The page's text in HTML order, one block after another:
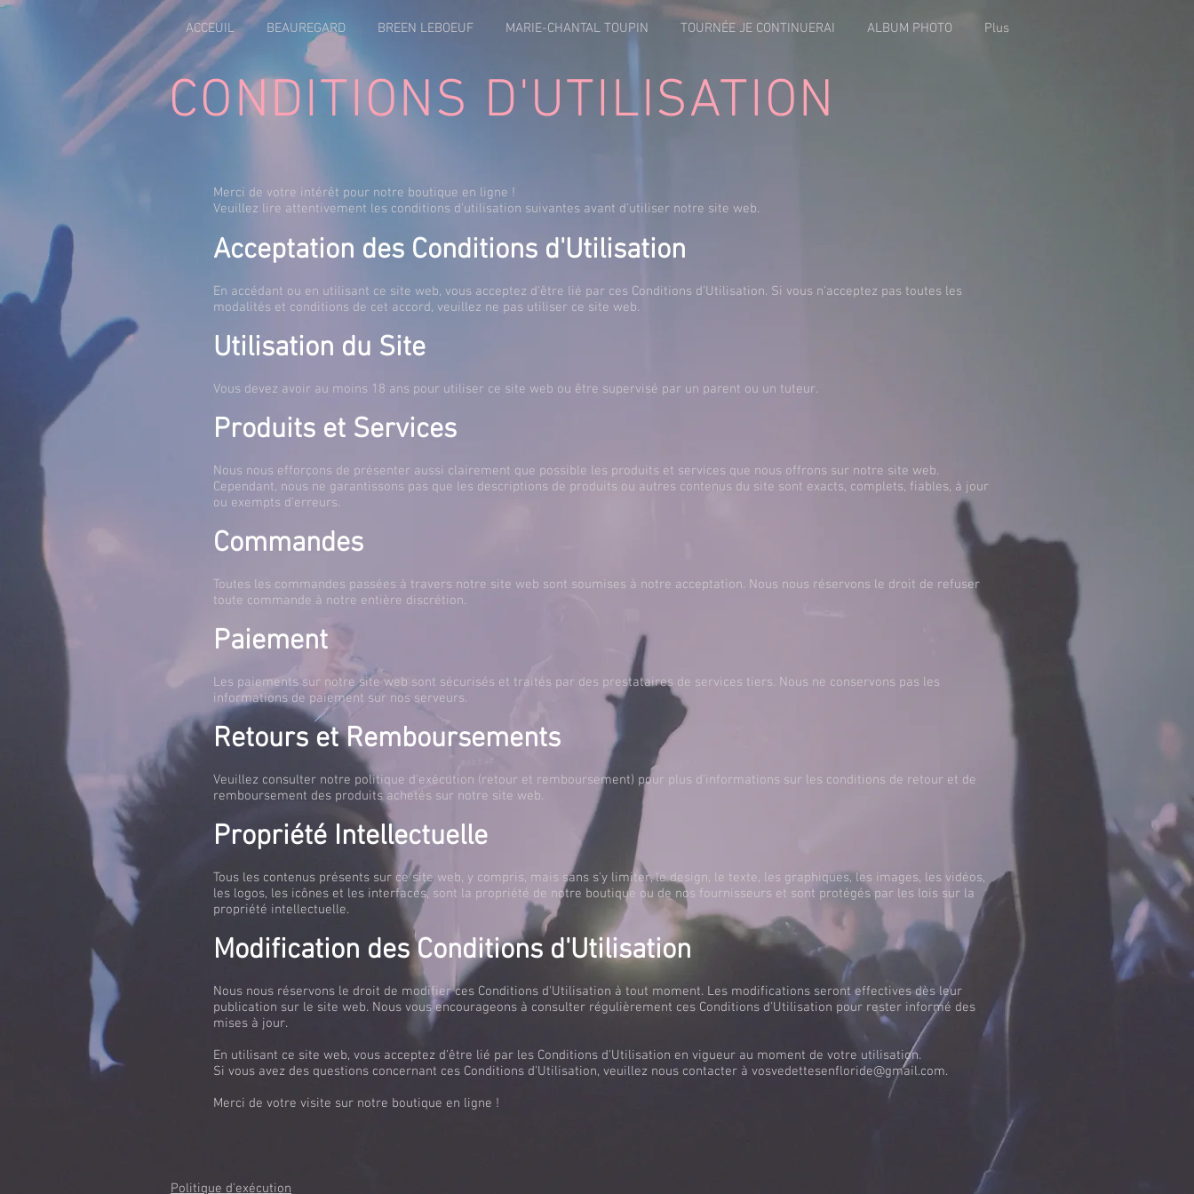
ACCEUIL BEAUREGARD BREEN LEBOEUF MARIE-CHANTAL TOUPIN TOURNÉE JE CONTINUERAI ALBUM PHOTO Plus
CONDITIONS D'UTILISATION
Merci de votre intérêt pour notre boutique en ligne !
Veuillez lire attentivement les conditions d'utilisation suivantes avant d'utiliser notre site web.
Acceptation des Conditions d'Utilisation
En accédant ou en utilisant ce site web, vous acceptez d'être lié par ces Conditions d'Utilisation. Si vous n'acceptez pas toutes les
modalités et conditions de cet accord, veuillez ne pas utiliser ce site web.
Utilisation du Site
Vous devez avoir au moins 18 ans pour utiliser ce site web ou être supervisé par un parent ou un tuteur.
Produits et Services
Nous nous efforçons de présenter aussi clairement que possible les produits et services que nous offrons sur notre site web.
Cependant, nous ne garantissons pas que les descriptions de produits ou autres contenus du site sont exacts, complets, fiables, à jour
ou exempts d'erreurs.
Commandes
Toutes les commandes passées à travers notre site web sont soumises à notre acceptation. Nous nous réservons le droit de refuser
toute commande à notre entière discrétion.
Paiement
Les paiements sur notre site web sont sécurisés et traités par des prestataires de services tiers. Nous ne conservons pas les
informations de paiement sur nos serveurs.
Retours et Remboursements
Veuillez consulter notre politique d'exécution (retour et remboursement) pour plus d'informations sur les conditions de retour et de
remboursement des produits achetés sur notre site web.
Propriété Intellectuelle
Tous les contenus présents sur ce site web, y compris, mais sans s'y limiter, le design, le texte, les graphiques, les images, les vidéos,
les logos, les icônes et les interfaces, sont la propriété de notre boutique ou de nos fournisseurs et sont protégés par les lois sur la
propriété intellectuelle.
Modification des Conditions d'Utilisation
Nous nous réservons le droit de modifier ces Conditions d'Utilisation à tout moment. Les modifications seront effectives dès leur
publication sur le site web. Nous vous encourageons à consulter régulièrement ces Conditions d'Utilisation pour rester informé des
mises à jour.
En utilisant ce site web, vous acceptez d'être lié par les Conditions d'Utilisation en vigueur au moment de votre utilisation.
Si vous avez des questions concernant ces Conditions d'Utilisation, veuillez nous contacter à vosvedettesenfloride@gmail.com.
Merci de votre visite sur notre boutique en ligne !
Politique d'exécution